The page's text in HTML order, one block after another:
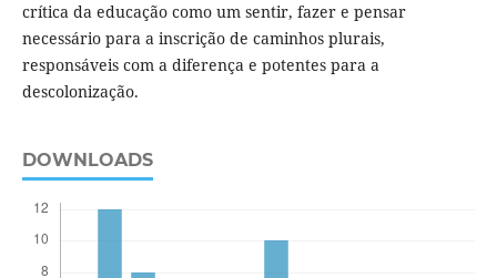
crítica da educação como um sentir, fazer e pensar
necessário para a inscrição de caminhos plurais,
responsáveis com a diferença e potentes para a
descolonização.
DOWNLOADS